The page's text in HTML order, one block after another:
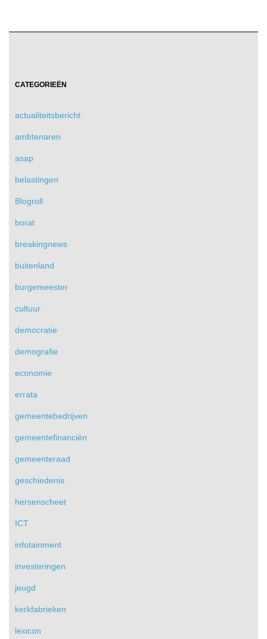
CATEGORIEËN
actualiteitsbericht
ambtenaren
asap
belastingen
Blogroll
borat
breakingnews
buitenland
burgemeester
cultuur
democratie
demografie
economie
errata
gemeentebedrijven
gemeentefinanciën
gemeenteraad
geschiedenis
hersenscheet
ICT
infotainment
investeringen
jeugd
kerkfabrieken
lexicon